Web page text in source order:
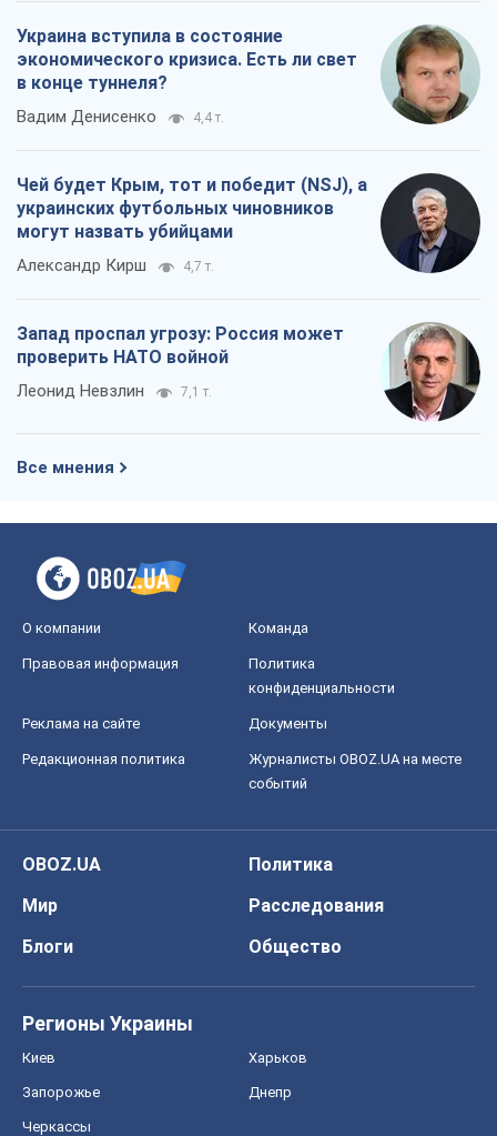
Украина вступила в состояние
экономического кризиса. Есть ли свет
в конце туннеля?
Вадим Денисенко 4,4 т.
Чей будет Крым, тот и победит (NSJ), а
украинских футбольных чиновников
могут назвать убийцами
Александр Кирш 4,7 т.
Запад проспал угрозу: Россия может
проверить НАТО войной
Леонид Невзлин 7,1 т.
Все мнения
О компании Команда
Правовая информация
Политика
конфиденциальности
Реклама на сайте Документы
Редакционная политика
Журналисты OBOZ.UA на месте
событий
OBOZ.UA
Политика
Мир
Расследования
Блоги
Общество
Регионы Украины
Киев Харьков
Запорожье Днепр
Черкассы